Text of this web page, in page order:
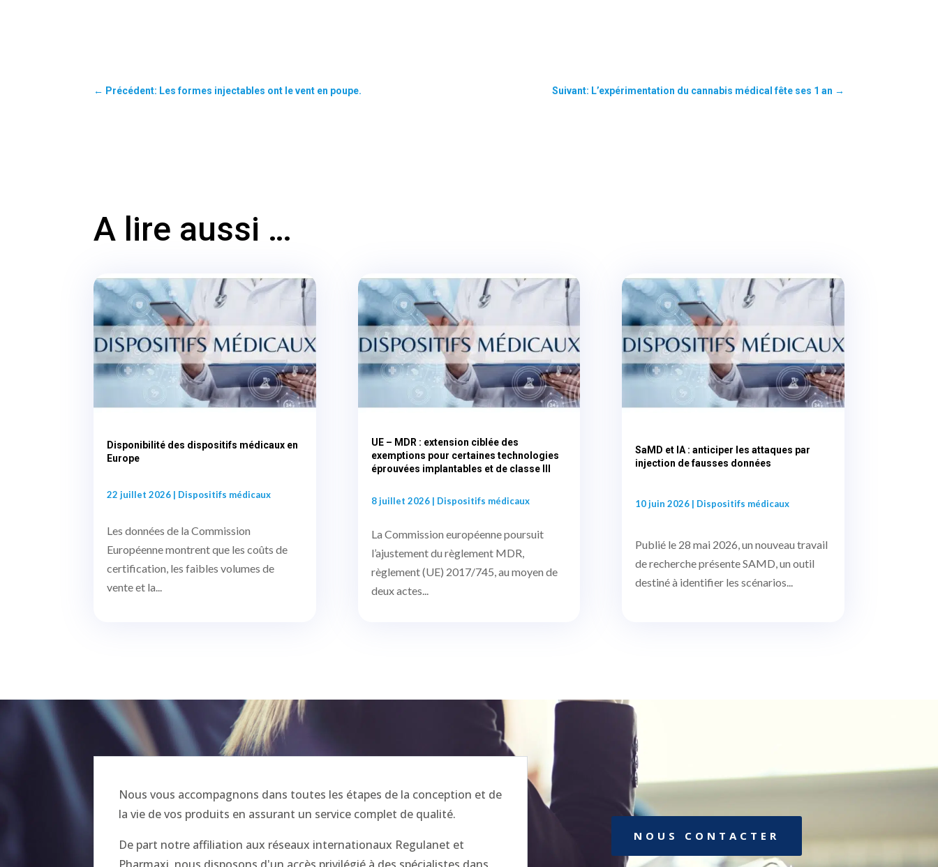
← Précédent: Les formes injectables ont le vent en poupe. Suivant: L’expérimentation du cannabis médical fête ses 1 an →
A lire aussi …
Disponibilité des dispositifs médicaux en
Europe
22 juillet 2026 | Dispositifs médicaux
Les données de la Commission
Européenne montrent que les coûts de
certification, les faibles volumes de
vente et la...
UE – MDR : extension ciblée des
exemptions pour certaines technologies
éprouvées implantables et de classe III
8 juillet 2026| Dispositifs médicaux
La Commission européenne poursuit
l’ajustement du règlement MDR,
règlement (UE) 2017/745, au moyen de
deux actes...
SaMD et IA : anticiper les attaques par
injection de fausses données
10 juin 2026| Dispositifs médicaux
Publié le 28 mai 2026, un nouveau travail
de recherche présente SAMD, un outil
destiné à identifier les scénarios...
Nous vous accompagnons dans toutes les étapes de la conception et de
la vie de vos produits en assurant un service complet de qualité.
De part notre affiliation aux réseaux internationaux Regulanet et
NOUS CONTACTER